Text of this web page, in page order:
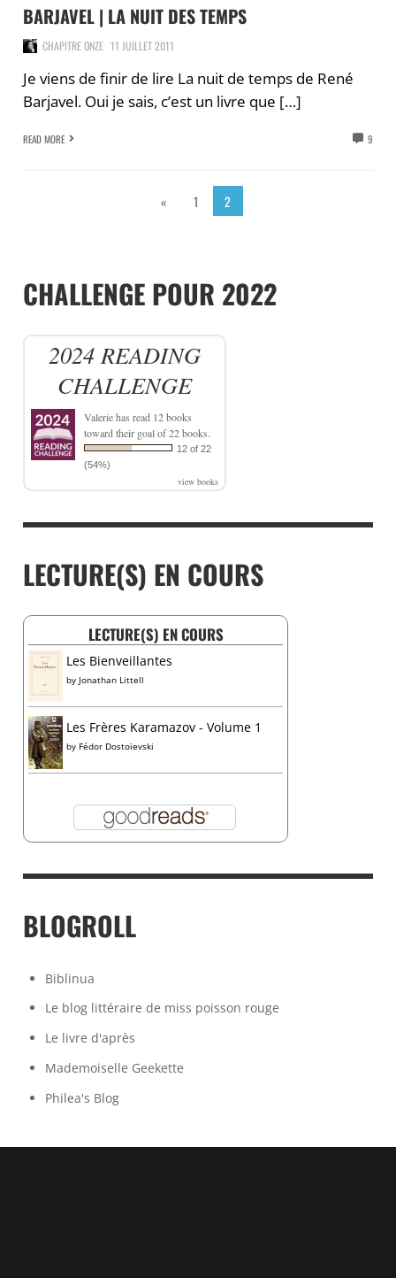
BARJAVEL | LA NUIT DES TEMPS
CHAPITRE ONZE 11 JUILLET 2011
Je viens de finir de lire La nuit de temps de René
Barjavel. Oui je sais, c’est un livre que […]
READ MORE 9
« 1 2
CHALLENGE POUR 2022
2024 READING
CHALLENGE
Valeriehas read 12 books
toward their goal of 22 books.
12 of 22
(54%)
view books
LECTURE(S) EN COURS
LECTURE(S) EN COURS
Les Bienveillantes
by Jonathan Littell
Les Frères Karamazov - Volume 1
by Fédor Dostoïevski
BLOGROLL
Biblinua
Le blog littéraire de miss poisson rouge
Le livre d'après
Mademoiselle Geekette
Philea's Blog